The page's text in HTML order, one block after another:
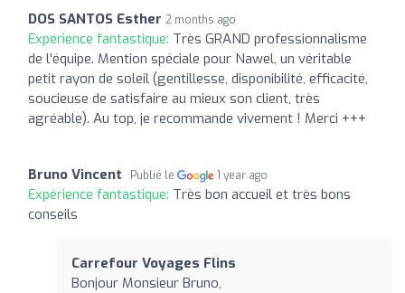
DOS SANTOS Esther 2 months ago
Expérience fantastique: Très GRAND professionnalisme
de l'équipe. Mention spéciale pour Nawel, un véritable
petit rayon de soleil (gentillesse, disponibilité, efficacité,
soucieuse de satisfaire au mieux son client, très
agréable). Au top, je recommande vivement ! Merci +++
Bruno Vincent Publié le 1 year ago
Expérience fantastique: Très bon accueil et très bons
conseils
Carrefour Voyages Flins
Bonjour Monsieur Bruno,